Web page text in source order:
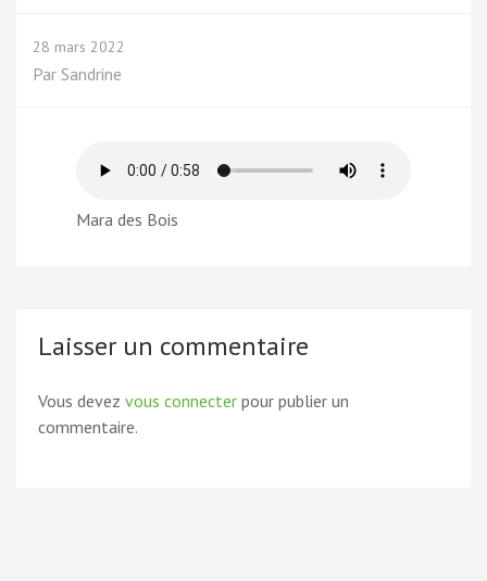
28 mars 2022
Par Sandrine
Mara des Bois
Laisser un commentaire
Vous devez vous connecter pour publier un
commentaire.